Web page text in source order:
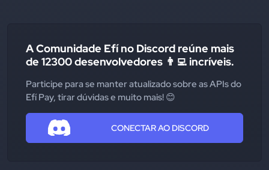
A Comunidade Efí no Discord reúne mais
de 12300 desenvolvedores 👨‍💻 incríveis.
Participe para se manter atualizado sobre as APIs do
Efí Pay, tirar dúvidas e muito mais! 😊
CONECTAR AO DISCORD